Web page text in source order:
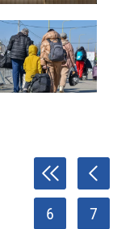
6 7